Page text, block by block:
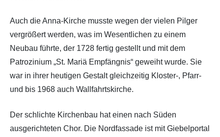
Auch die Anna-Kirche musste wegen der vielen Pilger
vergrößert werden, was im Wesentlichen zu einem
Neubau führte, der 1728 fertig gestellt und mit dem
Patrozinium „St. Mariä Empfängnis“ geweiht wurde. Sie
war in ihrer heutigen Gestalt gleichzeitig Kloster-, Pfarr-
und bis 1968 auch Wallfahrtskirche.
Der schlichte Kirchenbau hat einen nach Süden
ausgerichteten Chor. Die Nordfassade ist mit Giebelportal